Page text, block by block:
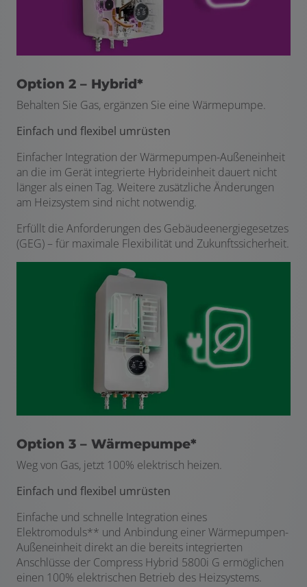
Option 2 – Hybrid*
Behalten Sie Gas, ergänzen Sie eine Wärmepumpe.
Einfach und flexibel umrüsten
Einfacher Integration der Wärmepumpen-Außeneinheit
an die im Gerät integrierte Hybrideinheit dauert nicht
länger als einen Tag. Weitere zusätzliche Änderungen
am Heizsystem sind nicht notwendig.
Erfüllt die Anforderungen des Gebäudeenergiegesetzes
(GEG) – für maximale Flexibilität und Zukunftssicherheit.
Option 3 – Wärmepumpe*
Weg von Gas, jetzt 100% elektrisch heizen.
Einfach und flexibel umrüsten
Einfache und schnelle Integration eines
Elektromoduls** und Anbindung einer Wärmepumpen-
Außeneinheit direkt an die bereits integrierten
Anschlüsse der Compress Hybrid 5800i G ermöglichen
einen 100% elektrischen Betrieb des Heizsystems.